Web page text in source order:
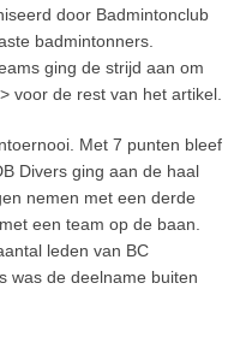
door Badmintonclub
badmintonners.
ging de strijd aan om
voor de rest van het artikel.
Met 7 punten bleef
Divers ging aan de haal
nemen met een derde
een team op de baan.
leden van BC
was de deelname buiten